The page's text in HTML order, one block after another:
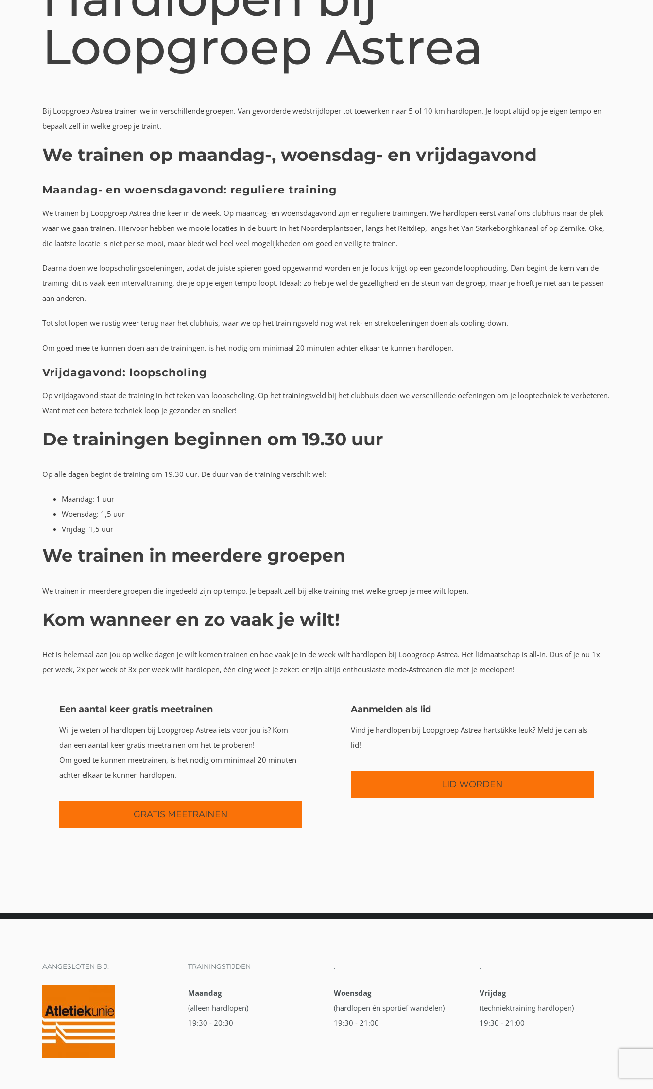
Loopgroep Astrea
Bij Loopgroep Astrea trainen we in verschillende groepen. Van gevorderde wedstrijdloper tot toewerken naar 5 of 10 km hardlopen. Je loopt altijd op je eigen tempo en
bepaalt zelf in welke groep je traint.
We trainen op maandag-, woensdag- en vrijdagavond
Maandag- en woensdagavond: reguliere training
We trainen bij Loopgroep Astrea drie keer in de week. Op maandag- en woensdagavond zijn er reguliere trainingen. We hardlopen eerst vanaf ons clubhuis naar de plek
waar we gaan trainen. Hiervoor hebben we mooie locaties in de buurt: in het Noorderplantsoen, langs het Reitdiep, langs het Van Starkeborghkanaal of op Zernike. Oke,
die laatste locatie is niet per se mooi, maar biedt wel heel veel mogelijkheden om goed en veilig te trainen.
Daarna doen we loopscholingsoefeningen, zodat de juiste spieren goed opgewarmd worden en je focus krijgt op een gezonde loophouding. Dan begint de kern van de
training: dit is vaak een intervaltraining, die je op je eigen tempo loopt. Ideaal: zo heb je wel de gezelligheid en de steun van de groep, maar je hoeft je niet aan te passen
aan anderen.
Tot slot lopen we rustig weer terug naar het clubhuis, waar we op het trainingsveld nog wat rek- en strekoefeningen doen als cooling-down.
Om goed mee te kunnen doen aan de trainingen, is het nodig om minimaal 20 minuten achter elkaar te kunnen hardlopen.
Vrijdagavond: loopscholing
Op vrijdagavond staat de training in het teken van loopscholing. Op het trainingsveld bij het clubhuis doen we verschillende oefeningen om je looptechniek te verbeteren.
Want met een betere techniek loop je gezonder en sneller!
De trainingen beginnen om 19.30 uur
Op alle dagen begint de training om 19.30 uur. De duur van de training verschilt wel:
Maandag: 1 uur
Woensdag: 1,5 uur
Vrijdag: 1,5 uur
We trainen in meerdere groepen
We trainen in meerdere groepen die ingedeeld zijn op tempo. Je bepaalt zelf bij elke training met welke groep je mee wilt lopen.
Kom wanneer en zo vaak je wilt!
Het is helemaal aan jou op welke dagen je wilt komen trainen en hoe vaak je in de week wilt hardlopen bij Loopgroep Astrea. Het lidmaatschap is all-in. Dus of je nu 1x
per week, 2x per week of 3x per week wilt hardlopen, één ding weet je zeker: er zijn altijd enthousiaste mede-Astreanen die met je meelopen!
Een aantal keer gratis meetrainen
Wil je weten of hardlopen bij Loopgroep Astrea iets voor jou is? Kom
dan een aantal keer gratis meetrainen om het te proberen!
Om goed te kunnen meetrainen, is het nodig om minimaal 20 minuten
achter elkaar te kunnen hardlopen.
GRATIS MEETRAINEN
Aanmelden als lid
Vind je hardlopen bij Loopgroep Astrea hartstikke leuk? Meld je dan als
lid!
LID WORDEN
AANGESLOTEN BIJ: TRAININGSTIJDEN
Maandag
(alleen hardlopen)
19:30 - 20:30
.
Woensdag
(hardlopen én sportief wandelen)
19:30 - 21:00
.
Vrijdag
(techniektraining hardlopen)
19:30 - 21:00